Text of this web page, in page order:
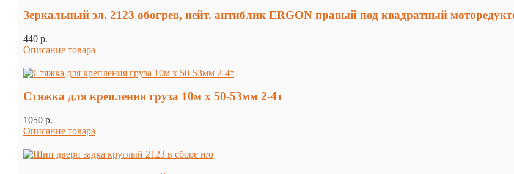
Зеркальный эл. 2123 обогрев, нейт. антиблик ERGON правый под квадратный
440 p.
Описание товара
Стяжка для крепления груза 10м х 50-53мм 2-4т
1050 p.
Описание товара